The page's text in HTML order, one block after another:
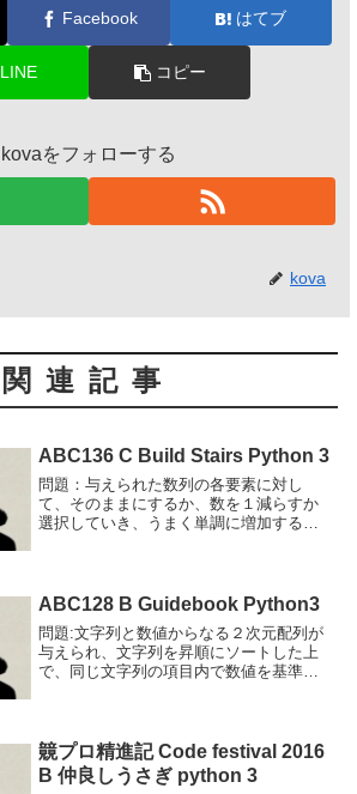
Facebook はてブ
LINE コピー
kovaをフォローする
kova
関連記事
ABC136 C Build Stairs Python 3
問題：与えられた数列の各要素に対し
て、そのままにするか、数を１減らすか
選択していき、うまく単調に増加する階
番に確認していきます。N=...
ABC128 B Guidebook Python3
問題:文字列と数値からなる２次元配列が
与えられ、文字列を昇順にソートした上
で、同じ文字列の項目内で数値を基準に
竸プロ精進記 Code festival 2016
B 仲良しうさぎ python 3